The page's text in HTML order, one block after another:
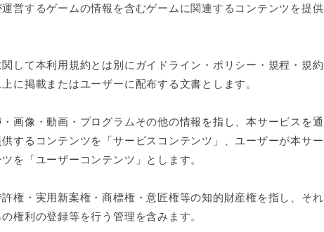
運営するゲームの情報を含むゲームに関連するコンテンツを提供
関して本利用規約とは別にガイドライン・ポリシー・規程・規約
に掲載またはユーザーに配布する文書とします。
画像・動画・プログラムその他の情報を指し、本サービスを通
するコンテンツを「サービスコンテンツ」、ユーザーが本サー
を「ユーザーコンテンツ」とします。
許権・実用新案権・商標権・意匠権等の知的財産権を指し、それ
権利の登録等を行う管理を含みます。